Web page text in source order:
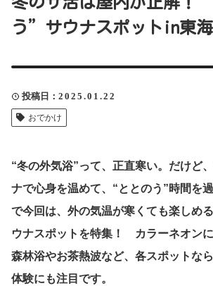
う”サウナスポットin東海
投稿日 2025.01.22
おでかけ
“冬の外気浴”って、正直寒い。だけど
ナで心身を温めて、“ととのう”時間を
で今回は、外の気温が寒くても楽しめ
ウナスポットを特集！ カラーネオンに
森林浴やお茶熱波など、各スポットな
体験にも注目です。
進路
感想・声を送る
中部電力